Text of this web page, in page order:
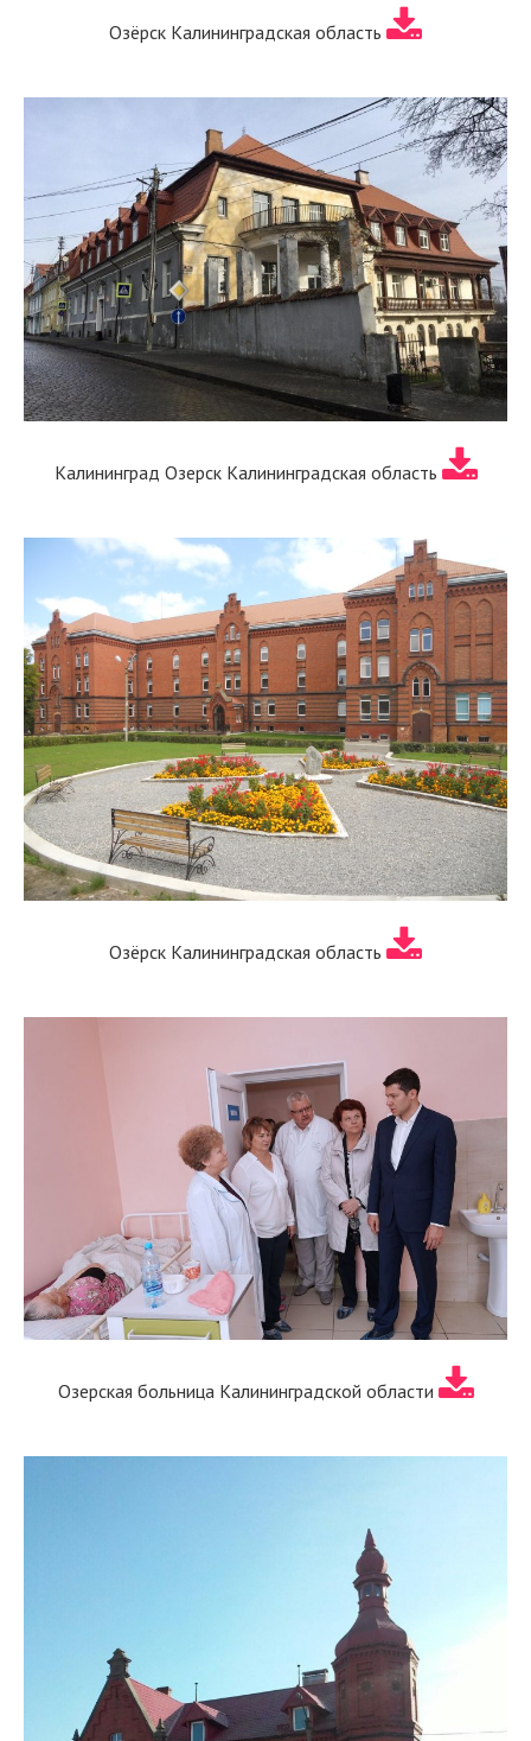
Озёрск Калининградская область
Калининград Озерск Калининградская область
Озёрск Калининградская область
Озерская больница Калининградской области